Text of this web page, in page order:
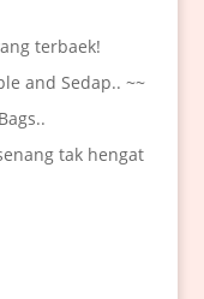
terbaek!
and Sedap.. ~~
tak hengat